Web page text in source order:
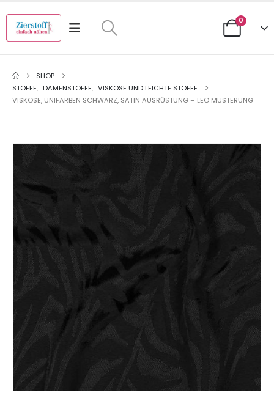
0
SHOP
STOFFE, DAMENSTOFFE, VISKOSE UND LEICHTE STOFFE
VISKOSE, UNIFARBEN SCHWARZ, SATIN AUSRÜSTUNG – LEO MUSTERUNG